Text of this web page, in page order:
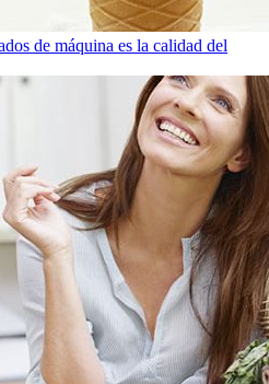
de máquina es la calidad del